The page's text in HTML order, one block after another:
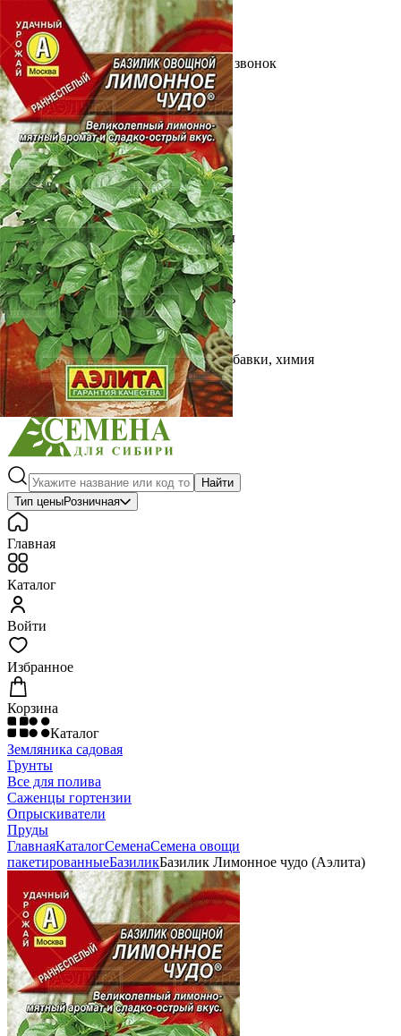
Выберите город
Обратный звонокЗаказать обратный звонок
Каталог
Семена
Грунты
Газонные травы, сидераты
Горшки, рассадники, аксессуары
Посадочный материал
Садовый инструмент, инвентарь
Консервирование
Средства защиты, удобрения, добавки, химия
Обустройство сада, декор
Найти
Тип ценыРозничная
Главная
Каталог
Войти
Избранное
Корзина
Каталог
Земляника садовая
Грунты
Все для полива
Саженцы гортензии
Опрыскиватели
Пруды
ГлавнаяКаталогСеменаСемена овощи
пакетированныеБазиликБазилик Лимонное чудо (Аэлита)